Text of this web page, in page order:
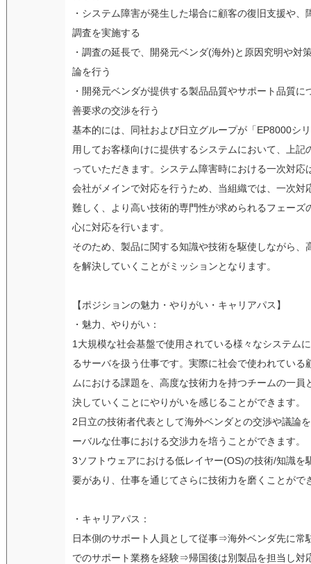
・システム障害が発生した場合に顧客の復旧支援や、
調査を実施する
・調査の延長で、開発元ベンダ(海外)と原因究明や対
論を行う
・開発元ベンダが提供する製品品質やサポート品質に
善要求の交渉を行う
基本的には、同社および日立グループが「EP8000シ
用してお客様向けに提供するシステムにおいて、上記
っていただきます。システム障害時における一次対応
会社がメインで対応を行うため、当組織では、一次対
難しく、より高い技術的専門性が求められるフェーズ
心に対応を行います。
そのため、製品に関する知識や技術を駆使しながら、
を解決していくことがミッションとなります。
【ポジションの魅力・やりがい・キャリアパス】
・魅力、やりがい：
1大規模な社会基盤で使用されている様々なシステム
るサーバを扱う仕事です。実際に社会で使われている
ムにおける課題を、高度な技術力を持つチームの一員
決していくことにやりがいを感じることができます。
2日立の技術者代表として海外ベンダとの交渉や議論
ーバルな仕事における交渉力を培うことができます。
3ソフトウェアにおける低レイヤー(OS)の技術/知識を
要があり、仕事を通じてさらに技術力を磨くことがで
・キャリアパス：
日本側のサポート人員として従事⇒海外ベンダ先に常
でのサポート業務を経験⇒帰国後は別製品を担当し対